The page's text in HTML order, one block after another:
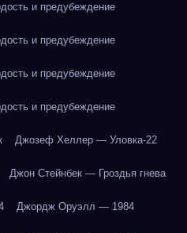
и предубеждение
и предубеждение
и предубеждение
и предубеждение
Джозеф Хеллер — Уловка-22
Джон Стейнбек — Гроздья гнева
Джордж Оруэлл — 1984